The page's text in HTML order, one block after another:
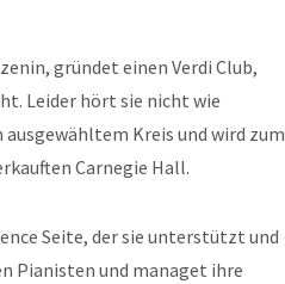
gründet einen Verdi Club,
Leider hört sie nicht wie
Kreis und wird zum
Carnegie Hall.
Seite, der sie unterstützt und
Pianisten und managet ihre